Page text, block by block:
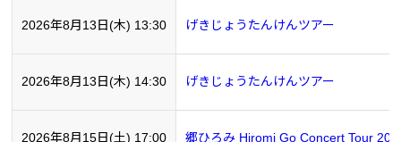
2026年8月13日(木) 13:30 げきじょうたんけんツアー
2026年8月13日(木) 14:30 げきじょうたんけんツアー
2026年8月15日(土) 17:00 郷ひろみ Hiromi Go Concert Tour